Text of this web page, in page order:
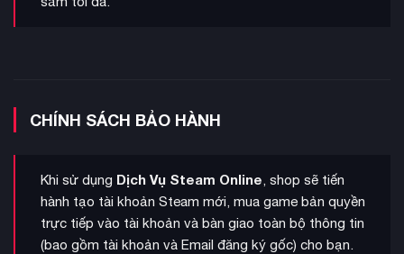
Trải nghiệmthế giới mở rộng lớn
Tự do thiết kế và tùy biến các
phong cách cá nhân.
nguyên mới.
Giải pháp Tài khoản Mới + Full Mail tại KAMIKEY:
CHÍNH SÁCH BẢO HÀNH
Khi sử dụng Dịch Vụ Steam Online, shop sẽ tiến
hành tạo tài khoản Steam mới, mua game bản quyền
trực tiếp vào tài khoản và bàn giao toàn bộ thông tin
(bao gồm tài khoản và Email đăng ký gốc) cho bạn.